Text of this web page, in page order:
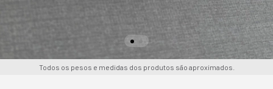
Todos os pesos e medidas dos produtos são aproximados.